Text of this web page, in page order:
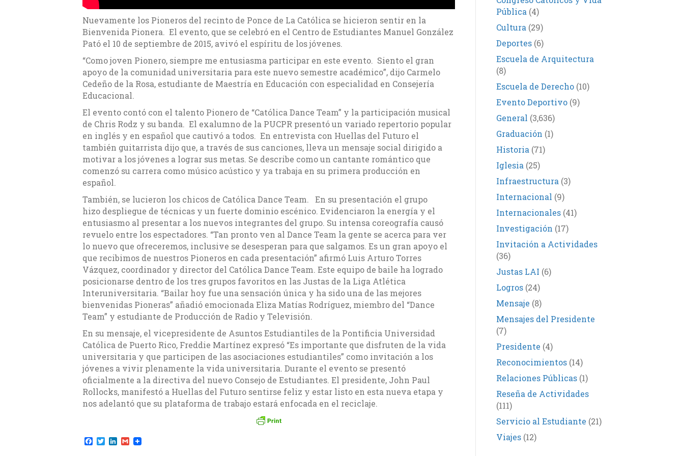
Nuevamente los Pioneros del recinto de Ponce de La Católica se hicieron sentir en la
Bienvenida Pionera. El evento, que se celebró en el Centro de Estudiantes Manuel González
Pató el 10 de septiembre de 2015, avivó el espíritu de los jóvenes.
“Como joven Pionero, siempre me entusiasma participar en este evento. Siento el gran
apoyo de la comunidad universitaria para este nuevo semestre académico”, dijo Carmelo
Cedeño de la Rosa, estudiante de Maestría en Educación con especialidad en Consejería
Educacional.
El evento contó con el talento Pionero de “Católica Dance Team” y la participación musical
de Chris Rodz y su banda. El exalumno de la PUCPR presentó un variado repertorio popular
en inglés y en español que cautivó a todos. En entrevista con Huellas del Futuro el
también guitarrista dijo que, a través de sus canciones, lleva un mensaje social dirigido a
motivar a los jóvenes a lograr sus metas. Se describe como un cantante romántico que
comenzó su carrera como músico acústico y ya trabaja en su primera producción en
español.
También, se lucieron los chicos de Católica Dance Team. En su presentación el grupo
hizo despliegue de técnicas y un fuerte dominio escénico. Evidenciaron la energía y el
entusiasmo al presentar a los nuevos integrantes del grupo. Su intensa coreografía causó
revuelo entre los espectadores. “Tan pronto ven al Dance Team la gente se acerca para ver
lo nuevo que ofreceremos, inclusive se desesperan para que salgamos. Es un gran apoyo el
que recibimos de nuestros Pioneros en cada presentación” afirmó Luis Arturo Torres
Vázquez, coordinador y director del Católica Dance Team. Este equipo de baile ha logrado
posicionarse dentro de los tres grupos favoritos en las Justas de la Liga Atlética
Interuniversitaria. “Bailar hoy fue una sensación única y ha sido una de las mejores
bienvenidas Pioneras” añadió emocionada Eliza Matías Rodríguez, miembro del “Dance
Team” y estudiante de Producción de Radio y Televisión.
En su mensaje, el vicepresidente de Asuntos Estudiantiles de la Pontificia Universidad
Católica de Puerto Rico, Freddie Martínez expresó “Es importante que disfruten de la vida
universitaria y que participen de las asociaciones estudiantiles” como invitación a los
jóvenes a vivir plenamente la vida universitaria. Durante el evento se presentó
oficialmente a la directiva del nuevo Consejo de Estudiantes. El presidente, John Paul
Rollocks, manifestó a Huellas del Futuro sentirse feliz y estar listo en esta nueva etapa y
nos adelantó que su plataforma de trabajo estará enfocada en el reciclaje.
F T L G
Pública (4)
Cultura (29)
Deportes(6)
Escuela de Arquitectura
(8)
Escuela de Derecho(10)
Evento Deportivo(9)
General (3,636)
Graduación (1)
Historia (71)
Iglesia (25)
Infraestructura (3)
Internacional (9)
Internacionales(41)
Investigación (17)
Invitación a Actividades
(36)
Justas LAI (6)
Logros(24)
Mensaje (8)
Mensajes del Presidente
(7)
Presidente (4)
Reconocimientos(14)
Relaciones Públicas(1)
Reseña de Actividades
(111)
Servicio al Estudiante (21)
Viajes(12)